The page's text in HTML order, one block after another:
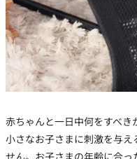
赤ちゃんと一日中何をすべき
小さなお子さまに刺激を与